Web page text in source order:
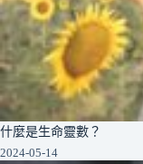
什麼是生命靈數？
2024-05-14